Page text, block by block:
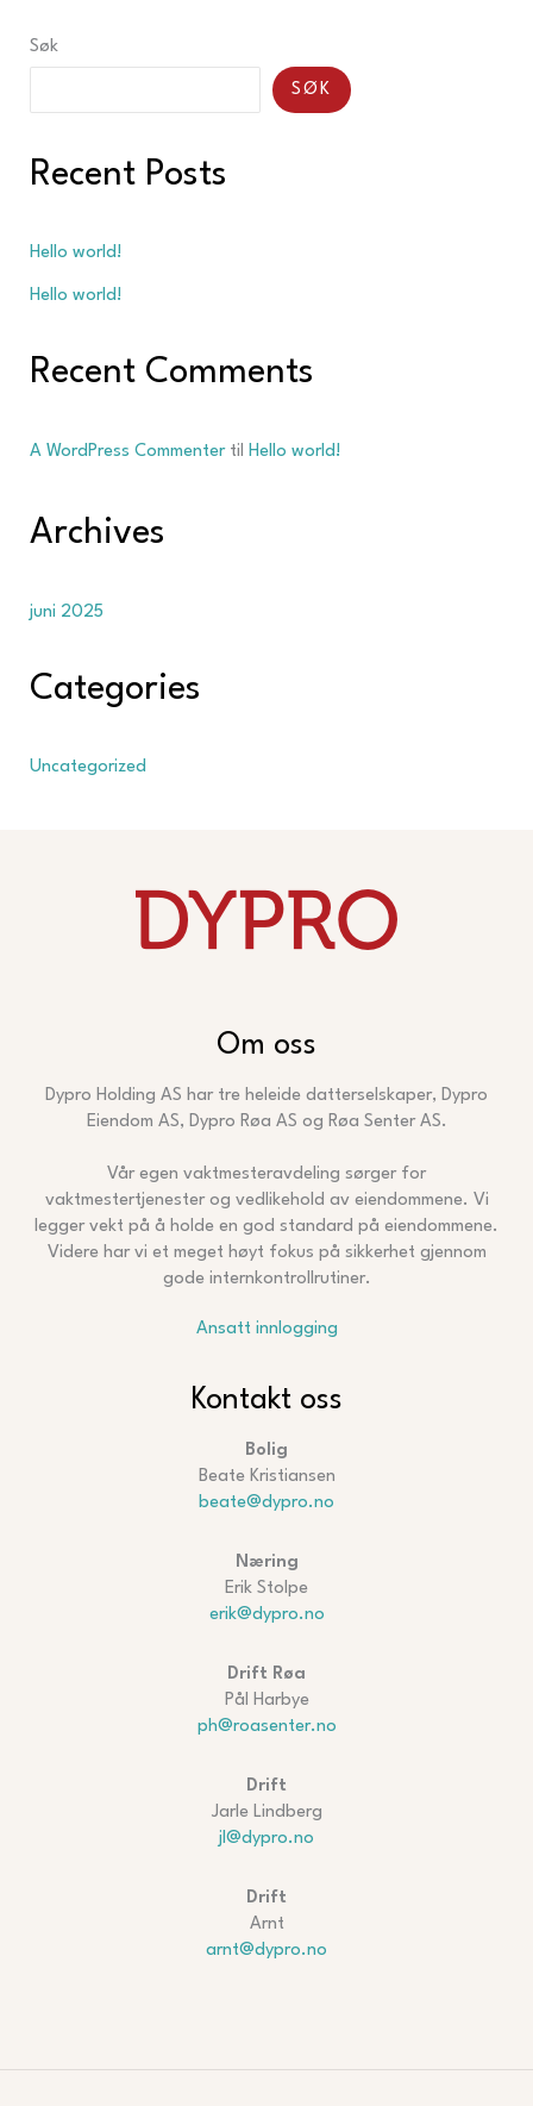
Søk
SØK
Recent Posts
Hello world!
Hello world!
Recent Comments
A WordPress Commentertil Hello world!
Archives
juni 2025
Categories
Uncategorized
Om oss
Dypro Holding AS har tre heleide datterselskaper, Dypro
Eiendom AS, Dypro Røa AS og Røa Senter AS.
Vår egen vaktmesteravdeling sørger for
vaktmestertjenester og vedlikehold av eiendommene. Vi
legger vekt på å holde en god standard på eiendommene.
Videre har vi et meget høyt fokus på sikkerhet gjennom
gode internkontrollrutiner.
Ansatt innlogging
Kontakt oss
Bolig
Beate Kristiansen
beate@dypro.no
Næring
Erik Stolpe
erik@dypro.no
Drift Røa
Pål Harbye
ph@roasenter.no
Drift
Jarle Lindberg
jl@dypro.no
Drift
Arnt
arnt@dypro.no